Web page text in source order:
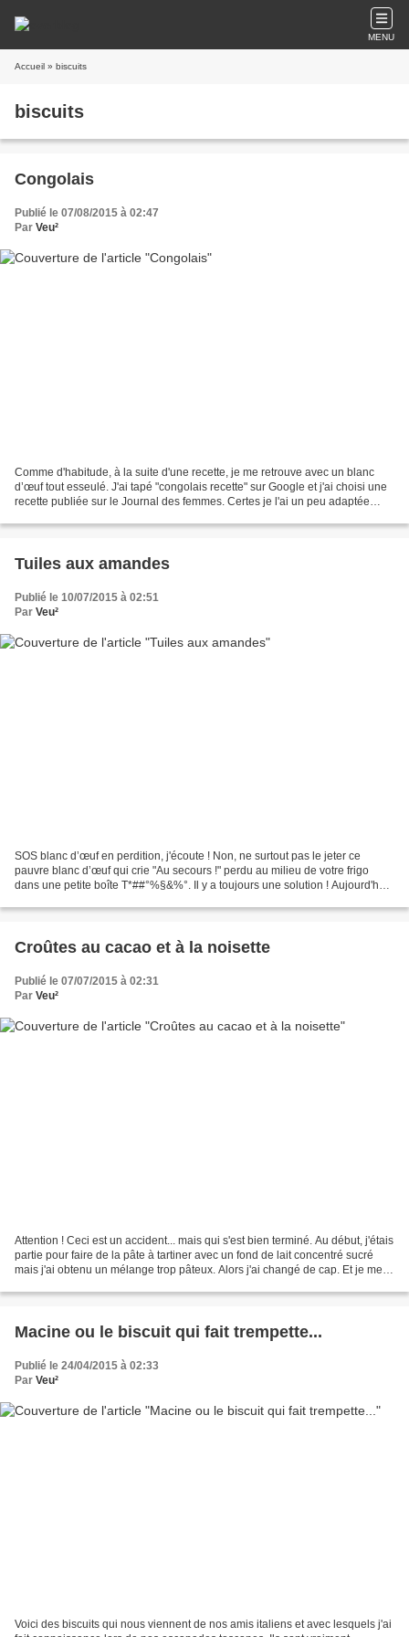
MENU
Accueil » biscuits
biscuits
Congolais
Publié le 07/08/2015 à 02:47
Par Veu²
Comme d'habitude, à la suite d'une recette, je me retrouve avec un blanc
d’œuf tout esseulé. J'ai tapé "congolais recette" sur Google et j'ai choisi une
recette publiée sur le Journal des femmes. Certes je l'ai un peu adaptée
Tuiles aux amandes
Publié le 10/07/2015 à 02:51
Par Veu²
SOS blanc d’œuf en perdition, j'écoute ! Non, ne surtout pas le jeter ce
pauvre blanc d’œuf qui crie "Au secours !" perdu au milieu de votre frigo
dans une petite boîte T*##°%§&%°. Il y a toujours une solution ! Aujourd'hui,
Croûtes au cacao et à la noisette
Publié le 07/07/2015 à 02:31
Par Veu²
Attention ! Ceci est un accident... mais qui s'est bien terminé. Au début, j'étais
partie pour faire de la pâte à tartiner avec un fond de lait concentré sucré
mais j'ai obtenu un mélange trop pâteux. Alors j'ai changé de cap. Et je me
Macine ou le biscuit qui fait trempette...
Publié le 24/04/2015 à 02:33
Par Veu²
Voici des biscuits qui nous viennent de nos amis italiens et avec lesquels j'ai